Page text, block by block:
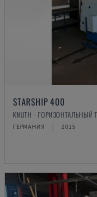
STARSHIP 400
KNUTH -
ГЕРМАНИЯ 2015